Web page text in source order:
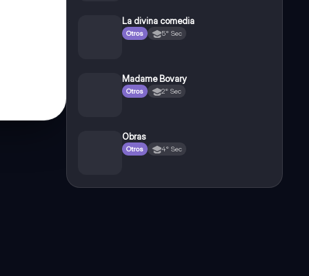
La divina comedia
Otros 5° Sec
Madame Bovary
Otros 2° Sec
Obras
Otros 4° Sec